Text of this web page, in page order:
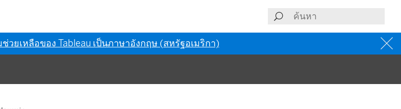
วยเหลือของ Tableau เป็นภาษาอังกฤษ (สหรัฐอเมริกา)